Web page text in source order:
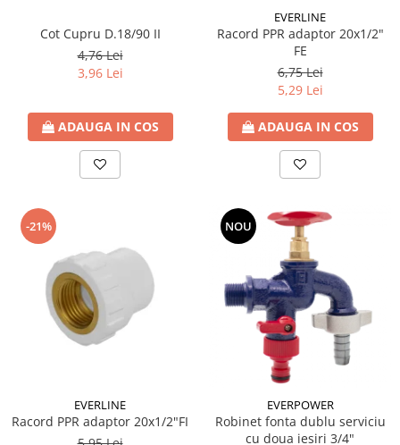
Cot Cupru D.18/90 II
4,76 Lei
3,96 Lei
ADAUGA IN COS
EVERLINE
Racord PPR adaptor 20x1/2"
FE
6,75 Lei
5,29 Lei
ADAUGA IN COS
-21%
EVERLINE
Racord PPR adaptor 20x1/2"FI
NOU
EVERPOWER
Robinet fonta dublu serviciu
cu doua iesiri 3/4"